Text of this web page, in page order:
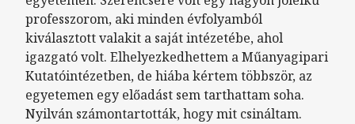
professzorom, aki minden évfolyamból
kiválasztott valakit a saját intézetébe, ahol
igazgató volt. Elhelyezkedhettem a Műanyagipari
Kutatóintézetben, de hiába kértem többször, az
egyetemen egy előadást sem tarthattam soha.
Nyilván számontartották, hogy mit csináltam.